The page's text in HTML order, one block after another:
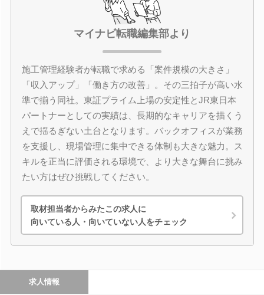
マイナビ転職編集部より
施工管理経験者が転職で求める「案件規模の大きさ」
「収入アップ」「働き方の改善」。その三拍子が高い水
準で揃う同社。東証プライム上場の安定性とJR東日本
パートナーとしての実績は、長期的なキャリアを描くう
えで揺るぎない土台となります。バックオフィスが業務
を支援し、現場管理に集中できる体制も大きな魅力。ス
キルを正当に評価される環境で、より大きな舞台に挑み
たい方はぜひ挑戦してください。
取材担当者からみたこの求人に
向いている人・向いていない人をチェック
求人情報